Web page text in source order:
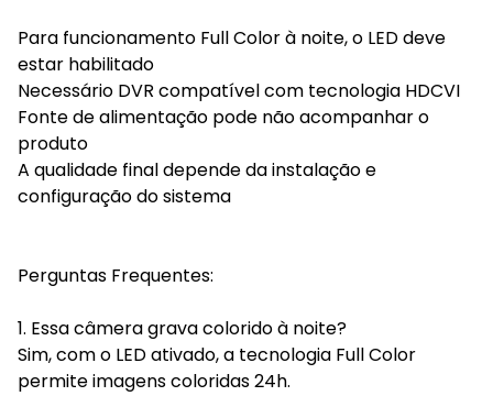
Para funcionamento Full Color à noite, o LED deve
estar habilitado
Necessário DVR compatível com tecnologia HDCVI
Fonte de alimentação pode não acompanhar o
produto
A qualidade final depende da instalação e
configuração do sistema
Perguntas Frequentes:
1. Essa câmera grava colorido à noite?
Sim, com o LED ativado, a tecnologia Full Color
permite imagens coloridas 24h.